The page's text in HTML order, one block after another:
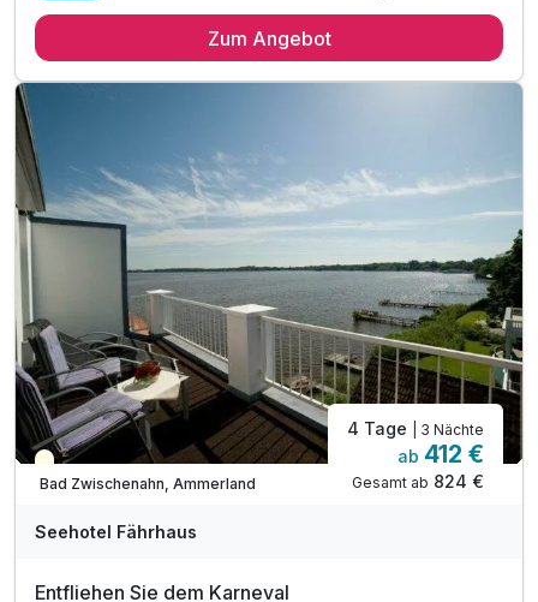
2 x reichhaltiges Frühstück vom Buffet
inkl. Erholungszeit in unserer Sauna*
inkl. Auszeit in unserem Schwimmbad
inkl. flauschiger Bademantel auf dem Zimmer
inkl. Flasche Mineralwasser auf dem Zimmer
inkl. Parkplatz nach Verfügbarkeit
inkl. Nutzung W-Lan
Zum Angebot
Saisonal verfügbar
Bad Zwischenahn, Ammerland
4 Tage | 3 Nächte
ab 412 €
Gesamt ab 824 €
Seehotel Fährhaus
Entfliehen Sie dem Karneval